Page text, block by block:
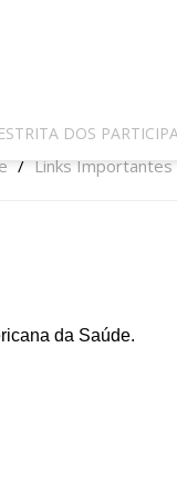
DOS
/ Links Importantes
da Saúde.